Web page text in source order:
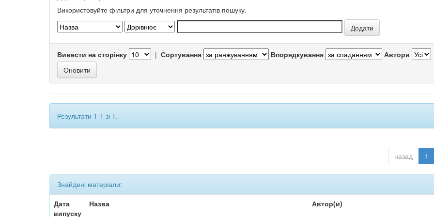
Використовуйте фільтри для уточнення результатів пошуку.
Вивести на сторінку | Сортування Впорядкування Автори
Результати 1-1 зі 1.
назад 1
Знайдені матеріали:
Дата
випуску
Назва Автор(и)